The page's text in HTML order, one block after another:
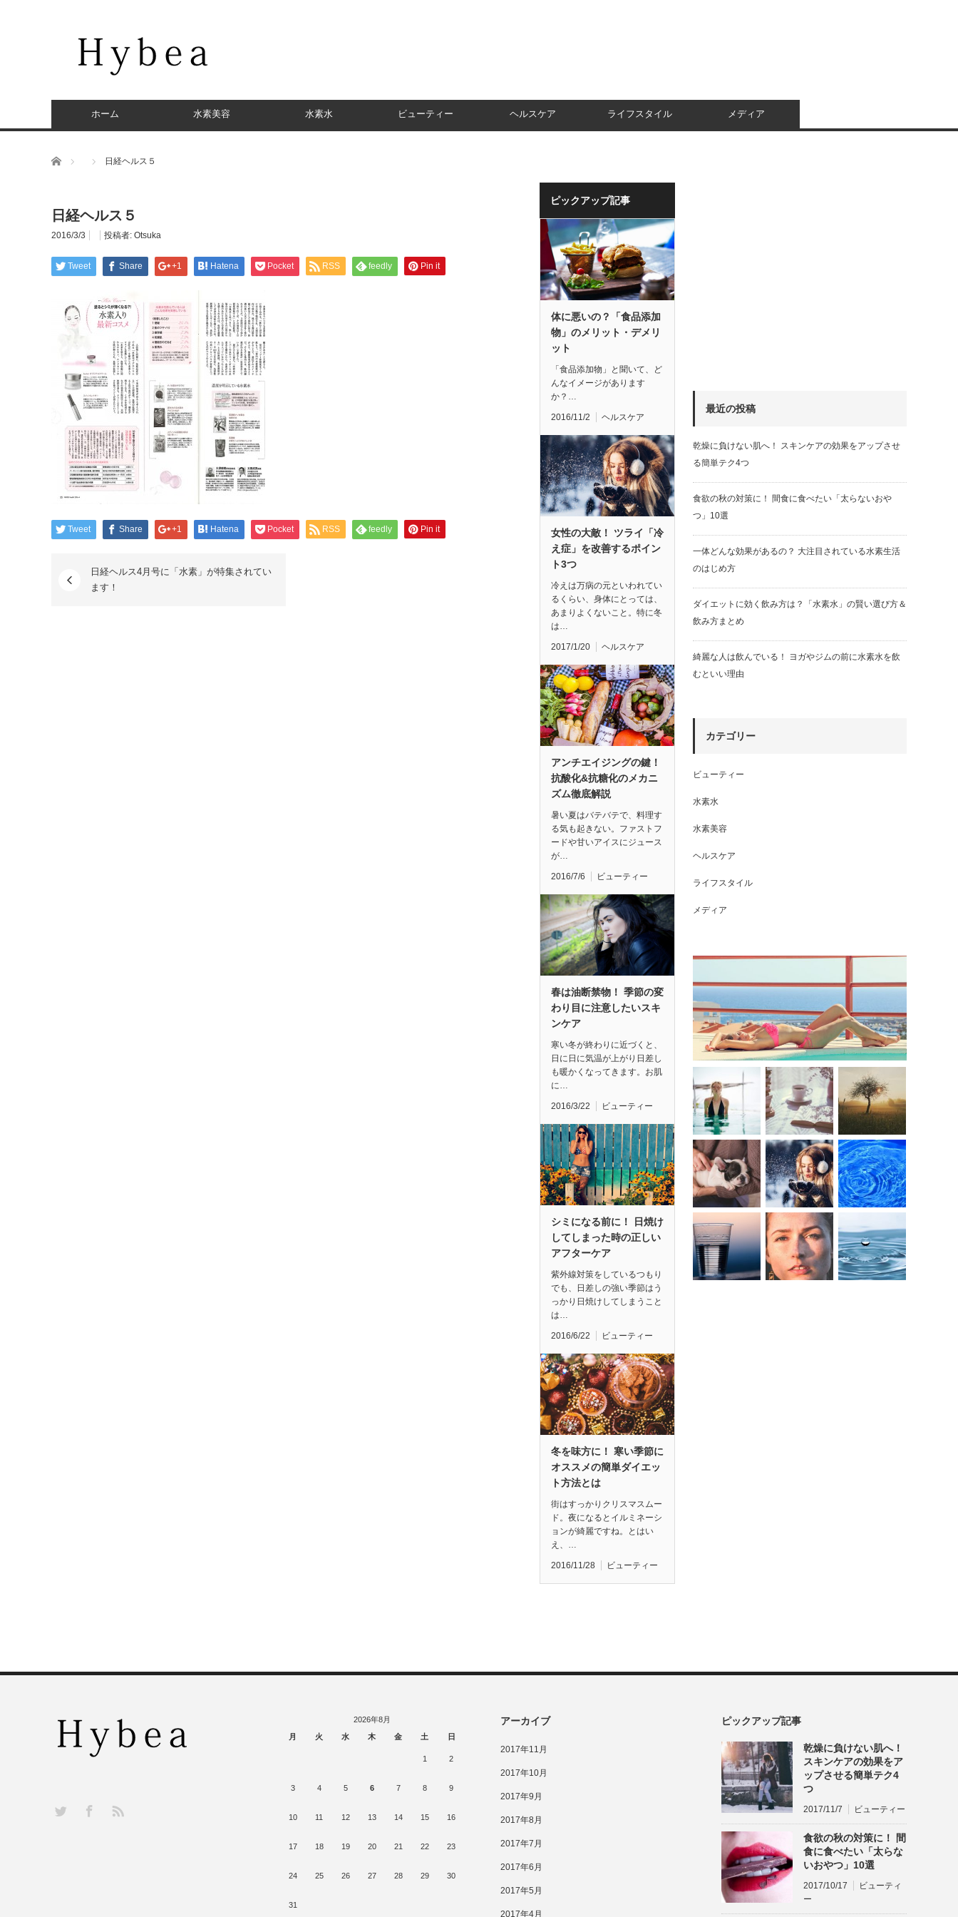
ホーム 水素美容 水素水 ビューティー ヘルスケア ライフスタイル メディア
ホーム 日経ヘルス５
日経ヘルス５
2016/3/3 投稿者: Otsuka
Tweet Share +1 Hatena Pocket RSS feedly Pin it
Tweet Share +1 Hatena Pocket RSS feedly Pin it
日経ヘルス4月号に「水素」が特集されてい
ます！
ピックアップ記事
体に悪いの？「食品添加
物」のメリット・デメリ
ット
「食品添加物」と聞いて、ど
んなイメージがあります
か？…
2016/11/2 ヘルスケア
女性の大敵！ ツライ「冷
え症」を改善するポイン
ト3つ
冷えは万病の元といわれてい
るくらい、身体にとっては、
あまりよくないこと。特に冬
は…
2017/1/20 ヘルスケア
アンチエイジングの鍵！
抗酸化&抗糖化のメカニ
ズム徹底解説
暑い夏はバテバテで、料理す
る気も起きない。ファストフ
ードや甘いアイスにジュース
が…
2016/7/6 ビューティー
春は油断禁物！ 季節の変
わり目に注意したいスキ
ンケア
寒い冬が終わりに近づくと、
日に日に気温が上がり日差し
も暖かくなってきます。お肌
に…
2016/3/22 ビューティー
シミになる前に！ 日焼け
してしまった時の正しい
アフターケア
紫外線対策をしているつもり
でも、日差しの強い季節はう
っかり日焼けしてしまうこと
は…
2016/6/22 ビューティー
冬を味方に！ 寒い季節に
オススメの簡単ダイエッ
ト方法とは
街はすっかりクリスマスムー
ド。夜になるとイルミネーシ
ョンが綺麗ですね。とはい
え、…
2016/11/28 ビューティー
最近の投稿
乾燥に負けない肌へ！ スキンケアの効果をアップさせ
る簡単テク4つ
食欲の秋の対策に！ 間食に食べたい「太らないおや
つ」10選
一体どんな効果があるの？ 大注目されている水素生活
のはじめ方
ダイエットに効く飲み方は？「水素水」の賢い選び方＆
飲み方まとめ
綺麗な人は飲んでいる！ ヨガやジムの前に水素水を飲
むといい理由
カテゴリー
ビューティー
水素水
水素美容
ヘルスケア
ライフスタイル
メディア
2026年8月
月
火 水 木 金 土 日
1 2
3 4 5 6 7 8 9
10 11 12 13 14 15 16
17 18 19 20 21 22 23
24 25 26 27 28 29 30
31
アーカイブ
2017年11月
2017年10月
2017年9月
2017年8月
2017年7月
2017年6月
2017年5月
2017年4月
ピックアップ記事
乾燥に負けない肌へ！
スキンケアの効果をア
ップさせる簡単テク4
つ
2017/11/7 ビューティー
食欲の秋の対策に！ 間
食に食べたい「太らな
いおやつ」10選
2017/10/17
ビューティ
ー
Twitter Facebook
RSS